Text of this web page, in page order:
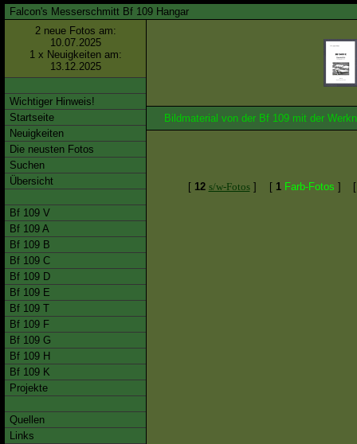
Falcon's Messerschmitt Bf 109 Hangar
2 neue Fotos am:
10.07.2025
1 x Neuigkeiten am:
13.12.2025
Wichtiger Hinweis!
Startseite
Neuigkeiten
Die neusten Fotos
Suchen
Übersicht
Bf 109 V
Bf 109 A
Bf 109 B
Bf 109 C
Bf 109 D
Bf 109 E
Bf 109 T
Bf 109 F
Bf 109 G
Bf 109 H
Bf 109 K
Projekte
Quellen
Links
Bildmaterial von der Bf 109 mit der
[ 12 s/w-Fotos] [ 1 Farb-Fotos ]